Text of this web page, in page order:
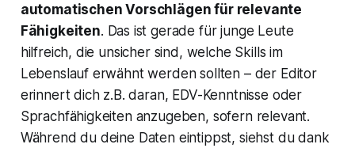
automatischen Vorschlägen für relevante
Fähigkeiten. Das ist gerade für junge Leute
hilfreich, die unsicher sind, welche Skills im
Lebenslauf erwähnt werden sollten – der Editor
erinnert dich z.B. daran, EDV-Kenntnisse oder
Sprachfähigkeiten anzugeben, sofern relevant.
Während du deine Daten eintippst, siehst du dank